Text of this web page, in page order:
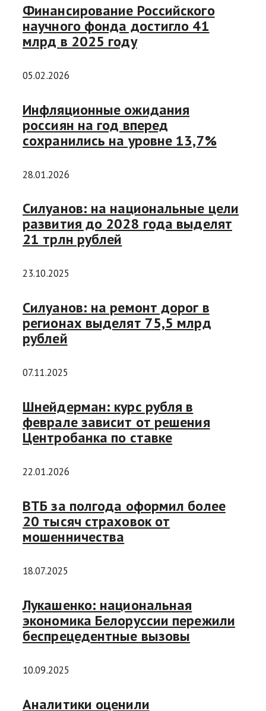
Финансирование Российского
научного фонда достигло 41
млрд в 2025 году
05.02.2026
Инфляционные ожидания
россиян на год вперед
сохранились на уровне 13,7%
28.01.2026
Силуанов: на национальные цели
развития до 2028 года выделят
21 трлн рублей
23.10.2025
Силуанов: на ремонт дорог в
регионах выделят 75,5 млрд
рублей
07.11.2025
Шнейдерман: курс рубля в
феврале зависит от решения
Центробанка по ставке
22.01.2026
ВТБ за полгода оформил более
20 тысяч страховок от
мошенничества
18.07.2025
Лукашенко: национальная
экономика Белоруссии пережили
беспрецедентные вызовы
10.09.2025
Аналитики оценили